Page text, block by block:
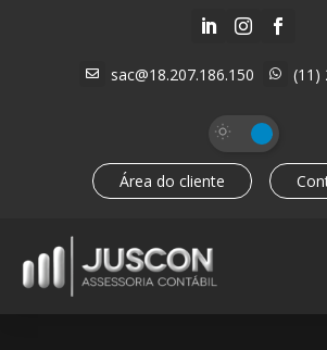
  
 sac@18.207.186.150  (11)
Área do cliente